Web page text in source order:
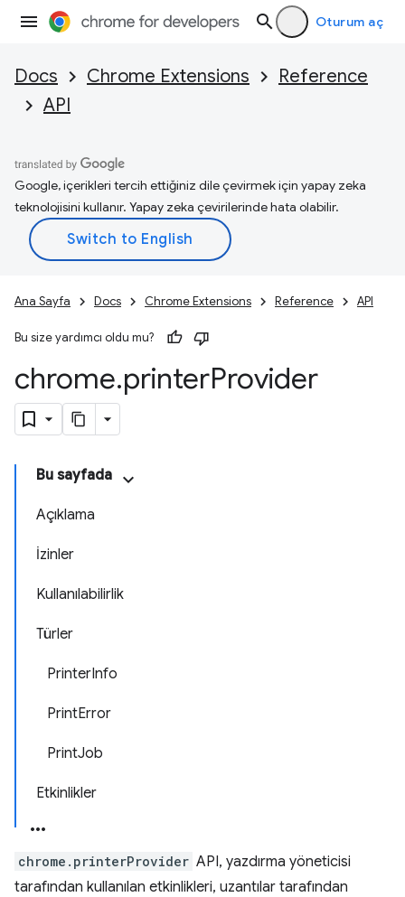
Oturum aç
Docs Chrome Extensions
Reference
API
Google, içerikleri tercih ettiğiniz dile çevirmek için yapay zeka
teknolojisini kullanır. Yapay zeka çevirilerinde hata olabilir.
Ana Sayfa Docs Chrome Extensions Reference API
Bu size yardımcı oldu mu?
chrome.printerProvider
Bu sayfada
Açıklama
İzinler
Kullanılabilirlik
Türler
PrinterInfo
PrintError
PrintJob
Etkinlikler
chrome.printerProvider API, yazdırma yöneticisi
tarafından kullanılan etkinlikleri, uzantılar tarafından